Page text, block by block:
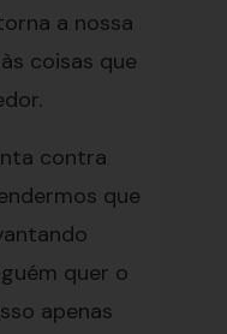
a nossa
coisas que
contra
que
quer o
apenas